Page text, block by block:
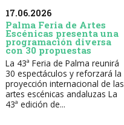
17.06.2026
Palma Feria de Artes
Escénicas presenta una
programación diversa
con 30 propuestas
La 43ª Feria de Palma reunirá
30 espectáculos y reforzará la
proyección internacional de las
artes escénicas andaluzas La
43ª edición de...